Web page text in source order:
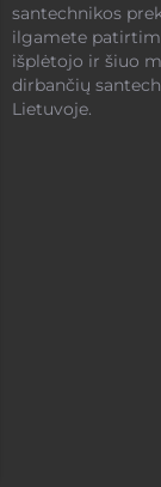
santechnikos
ilgamete
išplėtojo ir šiuo
dirbančių
Lietuvoje.